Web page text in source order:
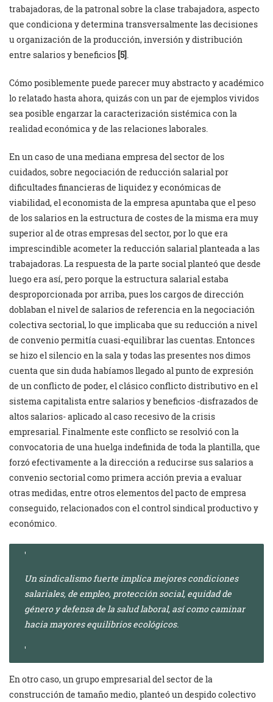
trabajadoras, de la patronal sobre la clase trabajadora, aspecto
que condiciona y determina transversalmente las decisiones
u organización de la producción, inversión y distribución
entre salarios y beneficios [5].
Cómo posiblemente puede parecer muy abstracto y académico
lo relatado hasta ahora, quizás con un par de ejemplos vividos
sea posible engarzar la caracterización sistémica con la
realidad económica y de las relaciones laborales.
En un caso de una mediana empresa del sector de los
cuidados, sobre negociación de reducción salarial por
dificultades financieras de liquidez y económicas de
viabilidad, el economista de la empresa apuntaba que el peso
de los salarios en la estructura de costes de la misma era muy
superior al de otras empresas del sector, por lo que era
imprescindible acometer la reducción salarial planteada a las
trabajadoras. La respuesta de la parte social planteó que desde
luego era así, pero porque la estructura salarial estaba
desproporcionada por arriba, pues los cargos de dirección
doblaban el nivel de salarios de referencia en la negociación
colectiva sectorial, lo que implicaba que su reducción a nivel
de convenio permitía cuasi-equilibrar las cuentas. Entonces
se hizo el silencio en la sala y todas las presentes nos dimos
cuenta que sin duda habíamos llegado al punto de expresión
de un conflicto de poder, el clásico conflicto distributivo en el
sistema capitalista entre salarios y beneficios -disfrazados de
altos salarios- aplicado al caso recesivo de la crisis
empresarial. Finalmente este conflicto se resolvió con la
convocatoria de una huelga indefinida de toda la plantilla, que
forzó efectivamente a la dirección a reducirse sus salarios a
convenio sectorial como primera acción previa a evaluar
otras medidas, entre otros elementos del pacto de empresa
conseguido, relacionados con el control sindical productivo y
económico.
Un sindicalismo fuerte implica mejores condiciones
salariales, de empleo, protección social, equidad de
género y defensa de la salud laboral, así como caminar
hacia mayores equilibrios ecológicos.
En otro caso, un grupo empresarial del sector de la
construcción de tamaño medio, planteó un despido colectivo